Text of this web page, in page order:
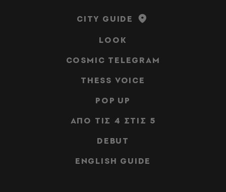
CITY GUIDE
LOOK
COSMIC TELEGRAM
THESS VOICE
POP UP
ΑΠΟ ΤΙΣ 4 ΣΤΙΣ 5
DEBUT
ENGLISH GUIDE